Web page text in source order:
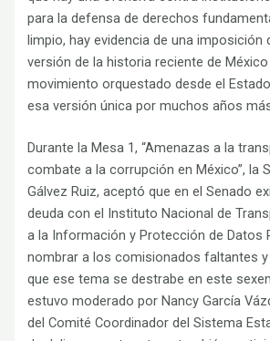
para la defensa de derechos
limpio, hay evidencia de una imposición
versión de la historia reciente de México
movimiento orquestado desde el
esa versión única por muchos años
Durante la Mesa 1, “Amenazas a la
combate a la corrupción en México”, la
Gálvez Ruiz, aceptó que en el Senado
deuda con el Instituto Nacional de
a la Información y Protección de Datos
nombrar a los comisionados faltantes
que ese tema se destrabe en este
estuvo moderado por Nancy García
del Comité Coordinador del Sistema